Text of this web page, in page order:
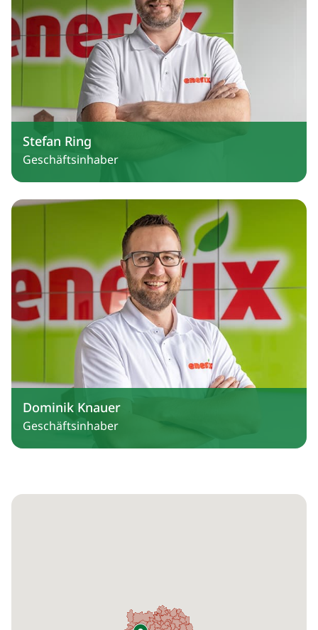
Stefan Ring
Geschäftsinhaber
Dominik Knauer
Geschäftsinhaber